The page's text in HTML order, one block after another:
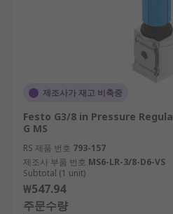
제조사가 재고 비축중
Festo G3/8 in Pressure
G MS
RS 제품 번호 793-157
제조사 부품 번호 MS6-LR-3/8-D6-VS
Subtotal (1 unit)
₩547.94
주문수량